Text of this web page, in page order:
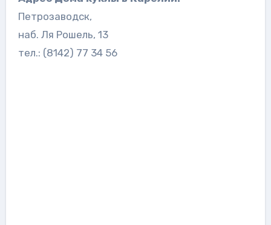
Петрозаводск,
наб. Ля Рошель, 13
тел.: (8142) 77 34 56